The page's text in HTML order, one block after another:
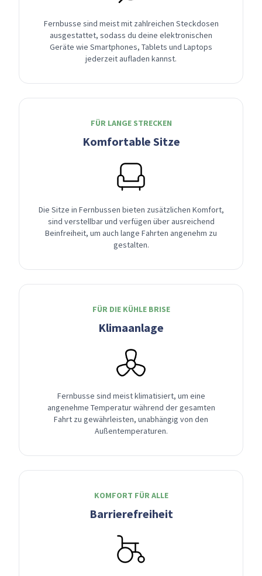
Fernbusse sind meist mit zahlreichen Steckdosen
ausgestattet, sodass du deine elektronischen
Geräte wie Smartphones, Tablets und Laptops
jederzeit aufladen kannst.
FÜR LANGE STRECKEN
Komfortable Sitze
Die Sitze in Fernbussen bieten zusätzlichen Komfort,
sind verstellbar und verfügen über ausreichend
Beinfreiheit, um auch lange Fahrten angenehm zu
gestalten.
FÜR DIE KÜHLE BRISE
Klimaanlage
Fernbusse sind meist klimatisiert, um eine
angenehme Temperatur während der gesamten
Fahrt zu gewährleisten, unabhängig von den
Außentemperaturen.
KOMFORT FÜR ALLE
Barrierefreiheit